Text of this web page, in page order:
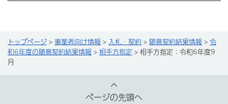
トップページ > 事業者向け情報 > 入札・契約 > 随意契約結果情報 > 令
和6年度の随意契約結果情報 > 相手方指定 > 相手方指定：令和6年度9
月
ページの先頭へ